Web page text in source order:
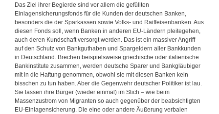
Das Ziel ihrer Begierde sind vor allem die gefüllten
Einlagensicherungsfonds für die Kunden der deutschen Banken,
besonders die der Sparkassen sowie Volks- und Raiffeisenbanken. Aus
diesen Fonds soll, wenn Banken in anderen EU-Ländern pleitegehen,
auch deren Kundschaft versorgt werden. Das ist ein massiver Angriff
auf den Schutz von Bankguthaben und Spargeldern aller Bankkunden
in Deutschland. Brechen beispielsweise griechische oder italienische
Bankinstitute zusammen, werden deutsche Sparer und Bankgläubiger
mit in die Haftung genommen, obwohl sie mit diesen Banken kein
bisschen zu tun haben. Aber die Gegenwehr deutscher Politiker ist lau.
Sie lassen ihre Bürger (wieder einmal) im Stich – wie beim
Massenzustrom von Migranten so auch gegenüber der beabsichtigten
EU-Einlagensicherung. Die eine oder andere Äußerung verbalen